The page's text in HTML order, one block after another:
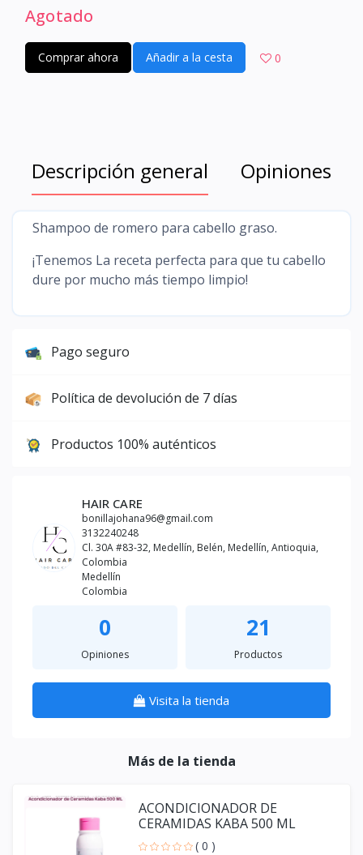
Agotado
Comprar ahora Añadir a la cesta 0
Descripción general Opiniones
Shampoo de romero para cabello graso.
¡Tenemos La receta perfecta para que tu cabello
dure por mucho más tiempo limpio!
Pago seguro
Política de devolución de 7 días
Productos 100% auténticos
HAIR CARE
bonillajohana96@gmail.com
3132240248
Cl. 30A #83-32, Medellín, Belén, Medellín, Antioquia,
Colombia
Medellín
Colombia
0
Opiniones
21
Productos
Visita la tienda
Más de la tienda
ACONDICIONADOR DE
CERAMIDAS KABA 500 ML
( 0 )